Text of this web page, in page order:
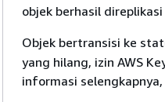
objek berhasil
Objek bertransisi ke
yang hilang, izin AWS
informasi